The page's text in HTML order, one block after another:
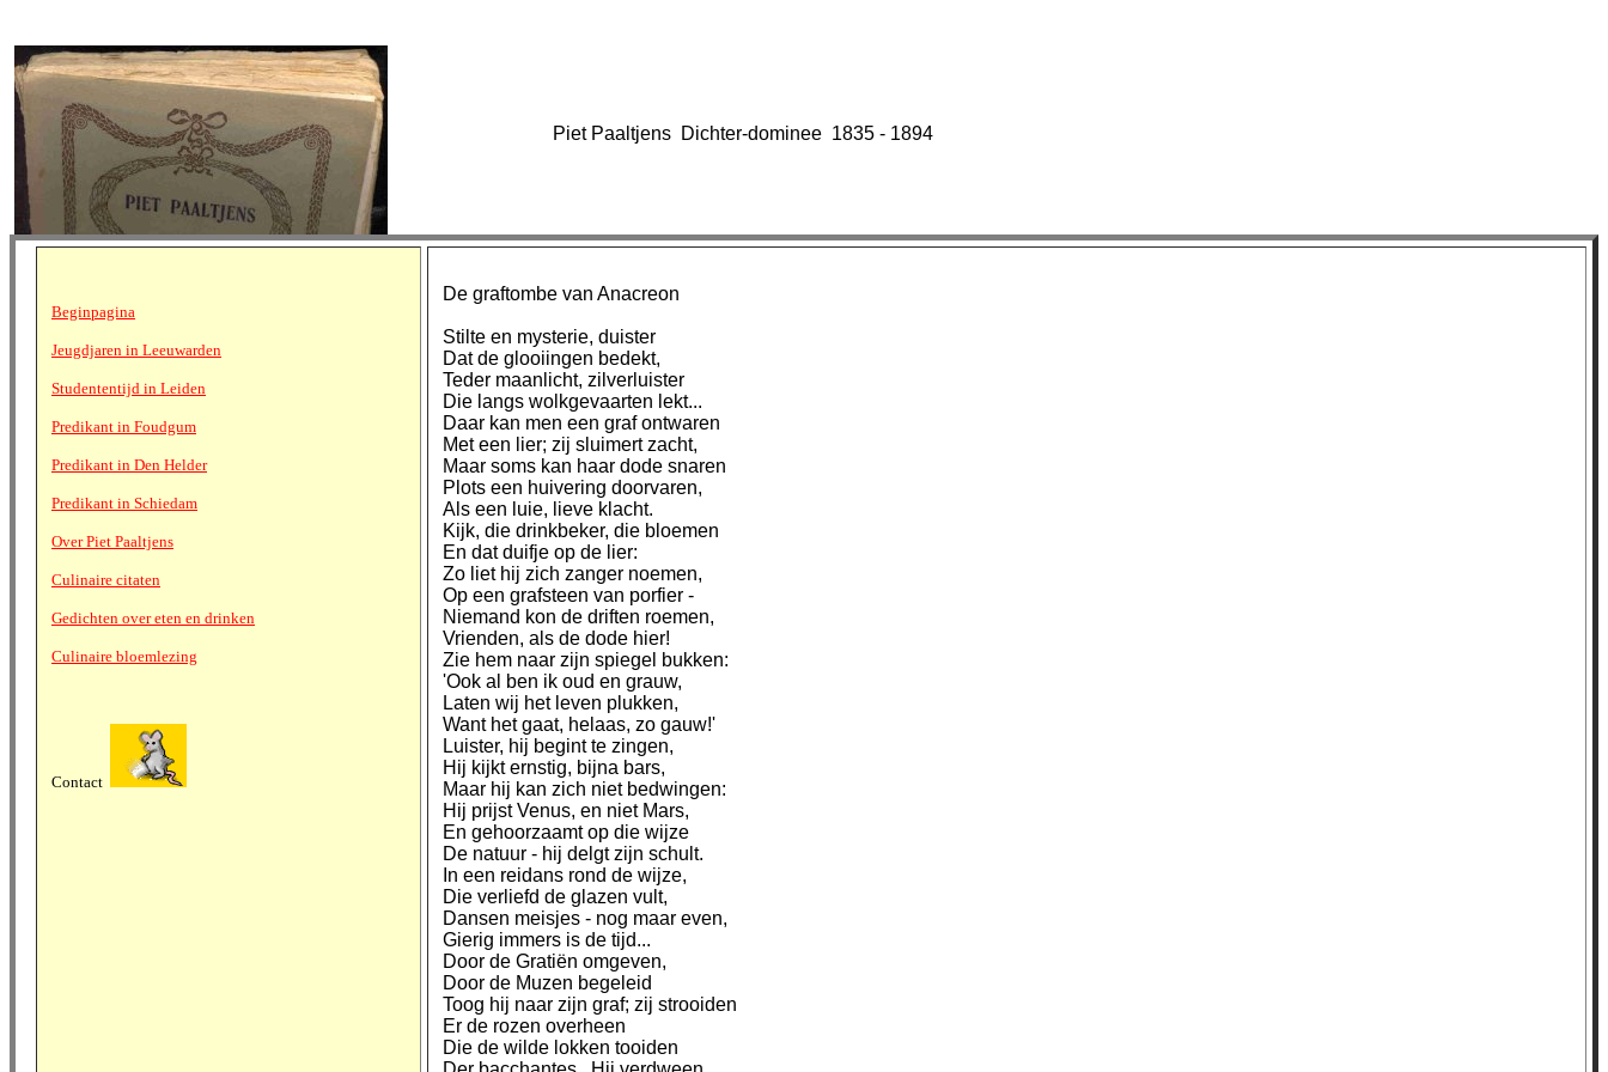
Piet Paaltjens Dichter-dominee 1835 - 1894
Beginpagina
Jeugdjaren in Leeuwarden
Studententijd in Leiden
Predikant in Foudgum
Predikant in Den Helder
Predikant in Schiedam
Over Piet Paaltjens
Culinaire citaten
Gedichten over eten en drinken
Culinaire bloemlezing
Contact
De graftombe van Anacreon
Stilte en mysterie, duister
Dat de glooiingen bedekt,
Teder maanlicht, zilverluister
Die langs wolkgevaarten lekt...
Daar kan men een graf ontwaren
Met een lier; zij sluimert zacht,
Maar soms kan haar dode snaren
Plots een huivering doorvaren,
Als een luie, lieve klacht.
Kijk, die drinkbeker, die bloemen
En dat duifje op de lier:
Zo liet hij zich zanger noemen,
Op een grafsteen van porfier -
Niemand kon de driften roemen,
Vrienden, als de dode hier!
Zie hem naar zijn spiegel bukken:
'Ook al ben ik oud en grauw,
Laten wij het leven plukken,
Want het gaat, helaas, zo gauw!'
Luister, hij begint te zingen,
Hij kijkt ernstig, bijna bars,
Maar hij kan zich niet bedwingen:
Hij prijst Venus, en niet Mars,
En gehoorzaamt op die wijze
De natuur - hij delgt zijn schult.
In een reidans rond de wijze,
Die verliefd de glazen vult,
Dansen meisjes - nog maar even,
Gierig immers is de tijd...
Door de Gratiën omgeven,
Door de Muzen begeleid
Toog hij naar zijn graf; zij strooiden
Er de rozen overheen
Die de wilde lokken tooiden